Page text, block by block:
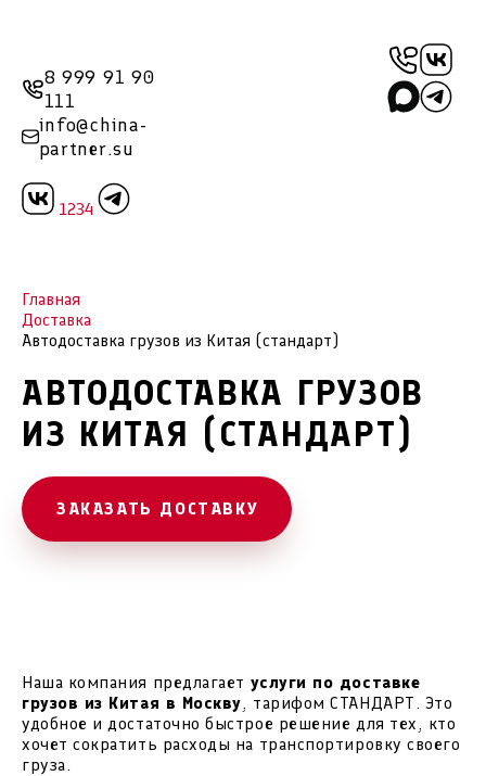
8 999 91 90
111
info@china-
partner.su
1234
Главная
Доставка
Автодоставка грузов из Китая (стандарт)
АВТОДОСТАВКА ГРУЗОВ
ИЗ КИТАЯ (СТАНДАРТ)
ЗАКАЗАТЬ ДОСТАВКУ
Наша компания предлагает услуги по доставке
грузов из Китая в Москву, тарифом СТАНДАРТ. Это
удобное и достаточно быстрое решение для тех, кто
хочет сократить расходы на транспортировку своего
груза.